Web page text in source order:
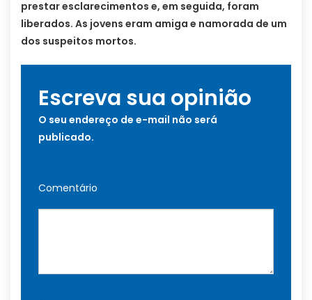
prestar esclarecimentos e, em seguida, foram
liberados. As jovens eram amiga e namorada de um
dos suspeitos mortos.
Escreva sua opinião
O seu endereço de e-mail não será
publicado.
Comentário